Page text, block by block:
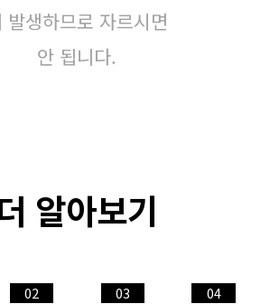
발생하므로 자르시면
안 됩니다.
알아보기
02 03 04